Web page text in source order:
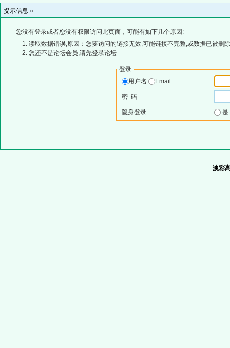
提示信息 »
您没有登录或者您没有权限访问此页面，可能有如下几个原因:
读取数据错误,原因：您要访问的链接无效,可能链接不完整,或数据已被删
您还不是论坛会员,请先登录论坛
登录
用户名
Email
密 码
隐身登录
澳彩